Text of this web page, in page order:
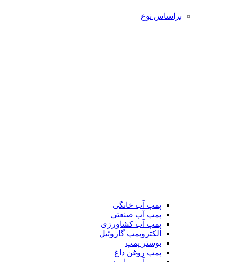
براساس نوع
پمپ آب خانگی
پمپ آب صنعتی
پمپ آب کشاورزی
الکتروپمپ گازوئیل
بوستر پمپ
پمپ روغن داغ